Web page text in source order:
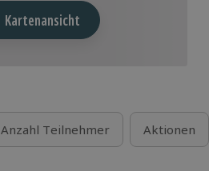
Kartenansicht
Anzahl Teilnehmer Aktionen